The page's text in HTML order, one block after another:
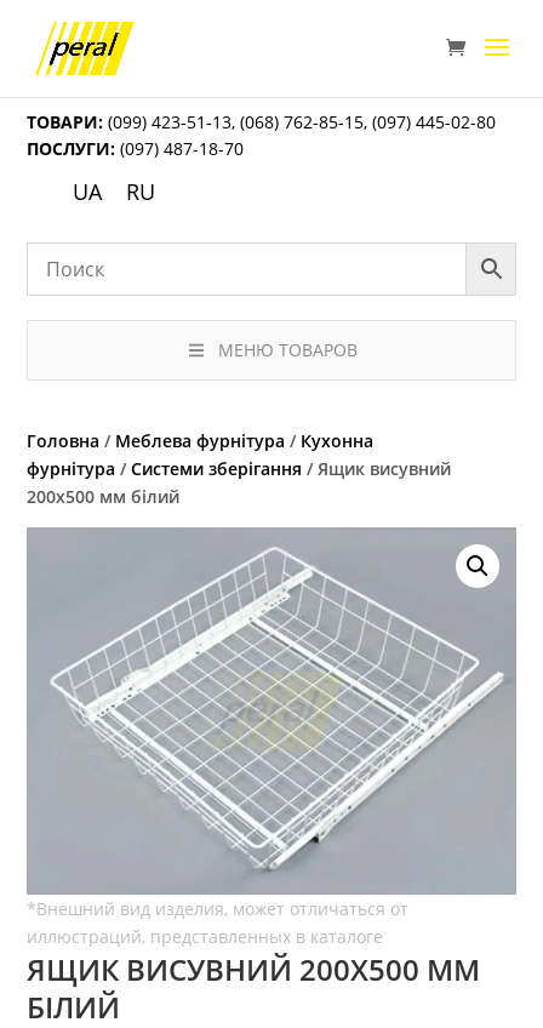
ТОВАРИ: (099) 423-51-13,(068) 762-85-15,(097) 445-02-80
ПОСЛУГИ: (097) 487-18-70
UA RU
МЕНЮ ТОВАРОВ
Головна / Меблева фурнітура / Кухонна
фурнітура /Системи зберігання / Ящик висувний
200х500 мм білий
ЯЩИК ВИСУВНИЙ 200Х500 ММ
БІЛИЙ